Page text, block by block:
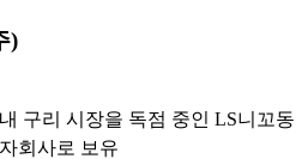
)
구리 시장을 독점 중인 LS니꼬동
회사로 보유